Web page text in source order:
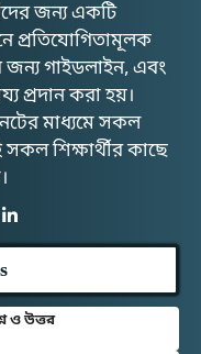
জন্য একটি
প্রতিযোগিতামূলক
জন্য গাইডলাইন, এবং
প্রদান করা হয়।
মাধ্যমে সকল
শিক্ষার্থীর কাছে
ও উত্তর